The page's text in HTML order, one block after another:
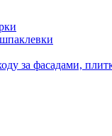
за фасадами,